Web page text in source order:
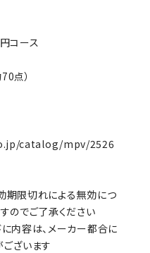
コース
点）
catalog/mpv/2526
限切れによる無効につ
のでご了承ください
内容は、メーカー都合に
ざいます